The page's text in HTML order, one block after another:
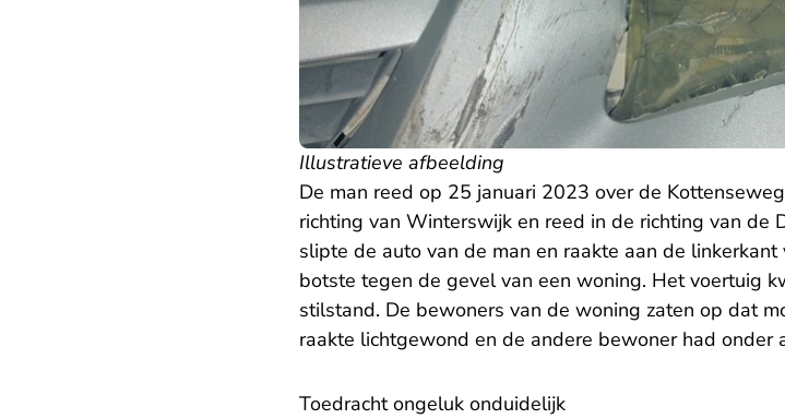
Illustratieve afbeelding
De man reed op 25 januari 2023 over de
richting van Winterswijk en reed in de richting van de
slipte de auto van de man en raakte aan de
botste tegen de gevel van een woning. Het voertuig
stilstand. De bewoners van de woning zaten op dat
raakte lichtgewond en de andere bewoner had onder
Toedracht ongeluk onduidelijk